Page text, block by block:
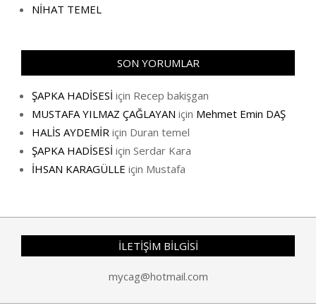
NİHAT TEMEL
SON YORUMLAR
ŞAPKA HADİSESİ için Recep bakişgan
MUSTAFA YILMAZ ÇAĞLAYAN için Mehmet Emin DAŞ
HALİS AYDEMİR için Duran temel
ŞAPKA HADİSESİ için Serdar Kara
İHSAN KARAGÜLLE için Mustafa
İLETİŞİM BİLGİSİ
mycag@hotmail.com